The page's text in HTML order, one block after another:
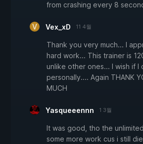
from crashing every 8
Vex_xD 11 4월
Thank you very much... I
hard work... This trainer is
unlike other ones... I wish if I
personally.... Again THANK
MUCH
Yasqueeennn 1 3월
It was good, tho the
some more work cus i still